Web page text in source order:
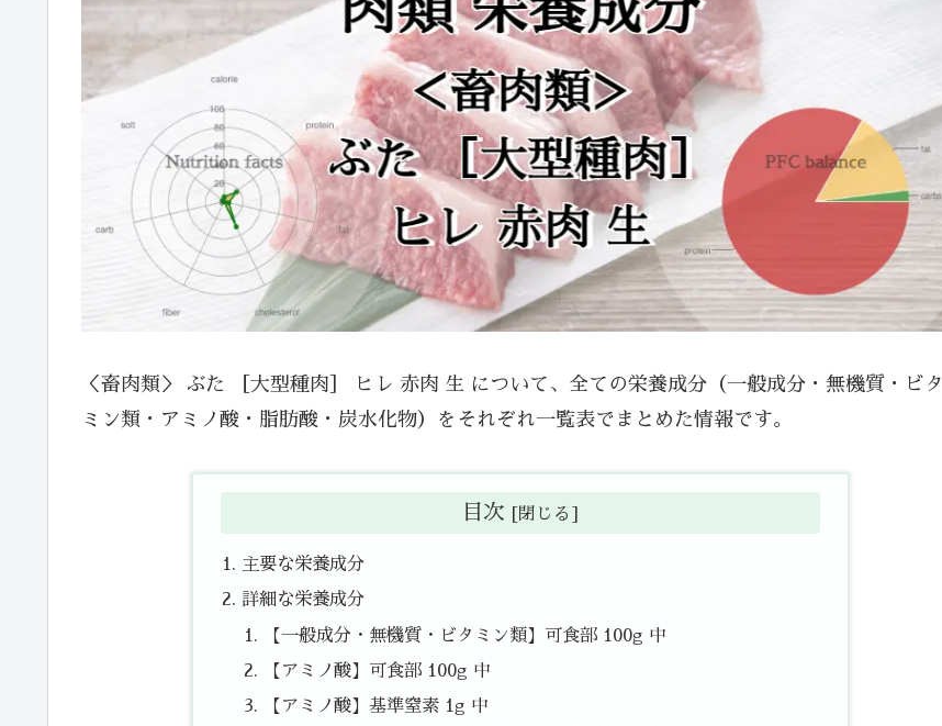
＜畜肉類＞ ぶた ［大型種肉］ ヒレ 赤肉 生 について、全ての栄養成分（一般成分・無機質・ビタ
ミン類・アミノ酸・脂肪酸・炭水化物）をそれぞれ一覧表でまとめた情報です。
目次
主要な栄養成分
詳細な栄養成分
【一般成分・無機質・ビタミン類】可食部 100g 中
【アミノ酸】可食部 100g 中
【アミノ酸】基準窒素 1g 中